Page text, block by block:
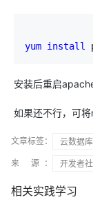
yum install
安装后重启
如果还不行，可
文章标签： 云数据
来 源：
开发者
相关实践学习